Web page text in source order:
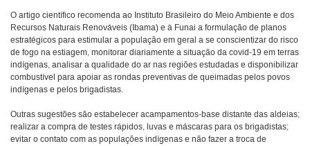
O artigo científico recomenda ao Instituto Brasileiro do Meio Ambiente e dos
Recursos Naturais Renováveis (Ibama) e à Funai a formulação de planos
estratégicos para estimular a população em geral a se conscientizar do risco
de fogo na estiagem, monitorar diariamente a situação da covid-19 em terras
indígenas, analisar a qualidade do ar nas regiões estudadas e disponibilizar
combustível para apoiar as rondas preventivas de queimadas pelos povos
indígenas e pelos brigadistas.
Outras sugestões são estabelecer acampamentos-base distante das aldeias;
realizar a compra de testes rápidos, luvas e máscaras para os brigadistas;
evitar o contato com as populações indígenas e não fazer a troca de